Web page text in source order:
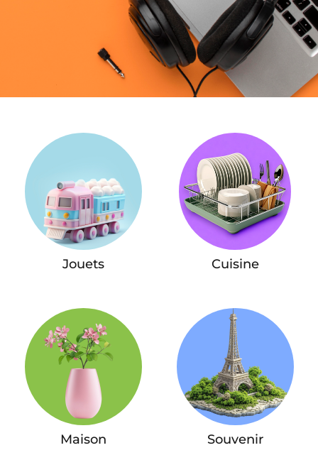
Jouets Cuisine
Maison Souvenir